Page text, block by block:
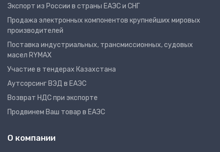
Экспорт из России в страны ЕАЭС и СНГ
Продажа электронных компонентов крупнейших мировых
производителей
Поставка индустриальных, трансмиссионных, судовых
масел RYMAX
Участие в тендерах Казахстана
Аутсорсинг ВЭД в ЕАЭС
Возврат НДС при экспорте
Продвинем Ваш товар в ЕАЭС
О компании